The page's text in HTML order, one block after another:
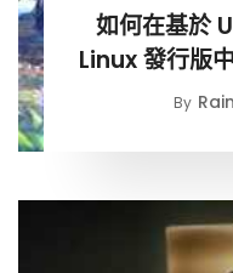
如何在基於
Linux 發行版
By Rain